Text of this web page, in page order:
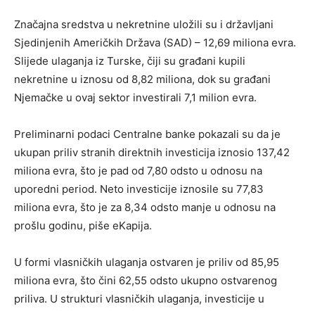
Značajna sredstva u nekretnine uložili su i državljani
Sjedinjenih Američkih Država (SAD) – 12,69 miliona evra.
Slijede ulaganja iz Turske, čiji su građani kupili
nekretnine u iznosu od 8,82 miliona, dok su građani
Njemačke u ovaj sektor investirali 7,1 milion evra.
Preliminarni podaci Centralne banke pokazali su da je
ukupan priliv stranih direktnih investicija iznosio 137,42
miliona evra, što je pad od 7,80 odsto u odnosu na
uporedni period. Neto investicije iznosile su 77,83
miliona evra, što je za 8,34 odsto manje u odnosu na
prošlu godinu, piše eKapija.
U formi vlasničkih ulaganja ostvaren je priliv od 85,95
miliona evra, što čini 62,55 odsto ukupno ostvarenog
priliva. U strukturi vlasničkih ulaganja, investicije u